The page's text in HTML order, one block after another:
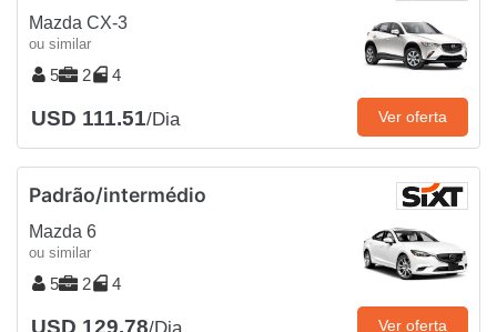
Mazda CX-3
ou similar
5 2 4
USD 111.51/Dia Ver oferta
Padrão/intermédio
Mazda 6
ou similar
5 2 4
USD 129.78 Ver oferta